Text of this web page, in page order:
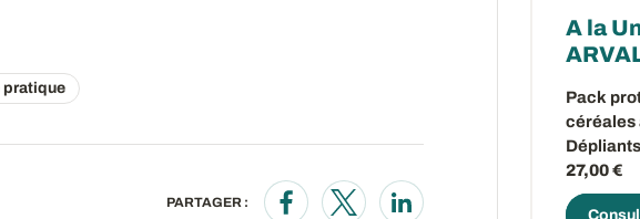
pratique
PARTAGER :
A la
Pack
céréales
27,00 €